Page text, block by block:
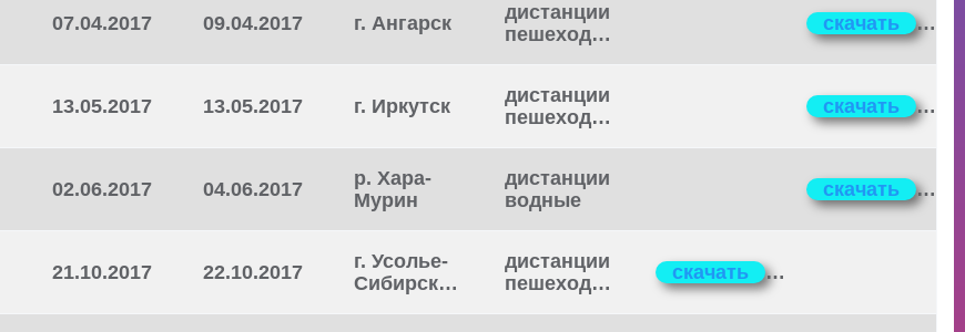
07.04.2017 09.04.2017 г. Ангарск
дистанции
пешеходные
скачать
13.05.2017 13.05.2017 г. Иркутск
дистанции
пешеходные
скачать
02.06.2017 04.06.2017
р. Хара-
Мурин
дистанции
водные
скачать
21.10.2017 22.10.2017
г. Усолье-
Сибирское
дистанции
пешеходные
скачать